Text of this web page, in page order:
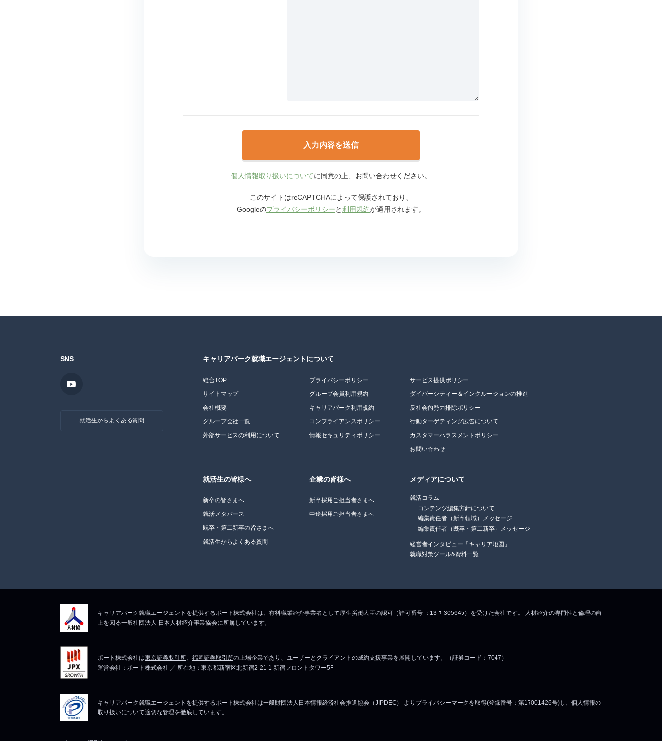
個人情報取り扱いについてに同意の上、お問い合わせください。
このサイトはreCAPTCHAによって保護されており、
Googleのプライバシーポリシーと利用規約が適用されます。
SNS
就活生からよくある質問
キャリアパーク就職エージェントについて
総合TOP
サイトマップ
会社概要
グループ会社一覧
外部サービスの利用について
プライバシーポリシー
グループ会員利用規約
キャリアパーク利用規約
コンプライアンスポリシー
情報セキュリティポリシー
サービス提供ポリシー
ダイバーシティー＆インクルージョンの推進
反社会的勢力排除ポリシー
行動ターゲティング広告について
カスタマーハラスメントポリシー
お問い合わせ
就活生の皆様へ
新卒の皆さまへ
就活メタバース
既卒・第二新卒の皆さまへ
就活生からよくある質問
企業の皆様へ
新卒採用ご担当者さまへ
中途採用ご担当者さまへ
メディアについて
就活コラム
コンテンツ編集方針について
編集責任者（新卒領域）メッセージ
編集責任者（既卒・第二新卒）メッセージ
経営者インタビュー「キャリア地図」
就職対策ツール&資料一覧